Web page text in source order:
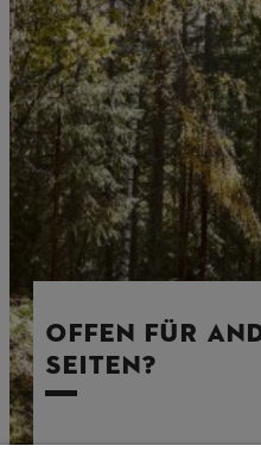
OFFEN FÜR
SEITEN?